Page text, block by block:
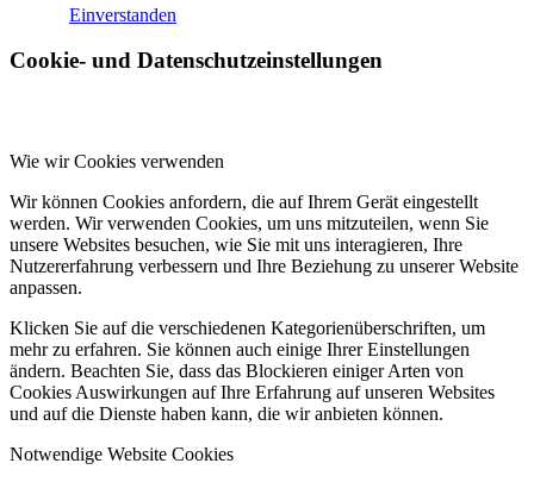
Einverstanden
Cookie- und Datenschutzeinstellungen
Wie wir Cookies verwenden
Wir können Cookies anfordern, die auf Ihrem Gerät eingestellt
werden. Wir verwenden Cookies, um uns mitzuteilen, wenn Sie
unsere Websites besuchen, wie Sie mit uns interagieren, Ihre
Nutzererfahrung verbessern und Ihre Beziehung zu unserer Website
anpassen.
Klicken Sie auf die verschiedenen Kategorienüberschriften, um
mehr zu erfahren. Sie können auch einige Ihrer Einstellungen
ändern. Beachten Sie, dass das Blockieren einiger Arten von
Cookies Auswirkungen auf Ihre Erfahrung auf unseren Websites
und auf die Dienste haben kann, die wir anbieten können.
Notwendige Website Cookies